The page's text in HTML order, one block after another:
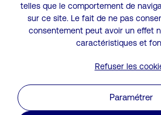
telles que le comportement de
sur ce site. Le fait de ne pas
consentement peut avoir un effet
caractéristiques et
Refuser les
Paramétrer